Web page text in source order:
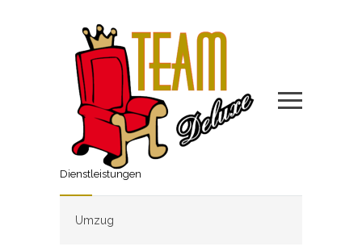
Dienstleistungen
Umzug